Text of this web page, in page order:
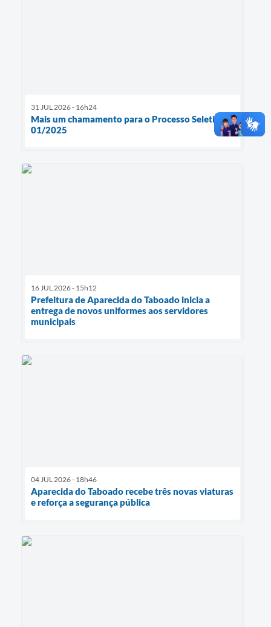
31 JUL 2026 - 16h24
Mais um chamamento para o Processo Seletivo
01/2025
16 JUL 2026 - 15h12
Prefeitura de Aparecida do Taboado inicia a
entrega de novos uniformes aos servidores
municipais
04 JUL 2026 - 18h46
Aparecida do Taboado recebe três novas viaturas
e reforça a segurança pública